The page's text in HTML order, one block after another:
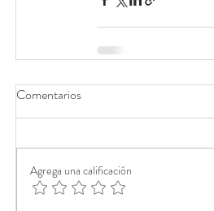
Comentarios
Agrega una calificación